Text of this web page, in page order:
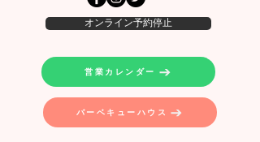
オンライン予約停止
営業カレンダー
バーベキューハウス